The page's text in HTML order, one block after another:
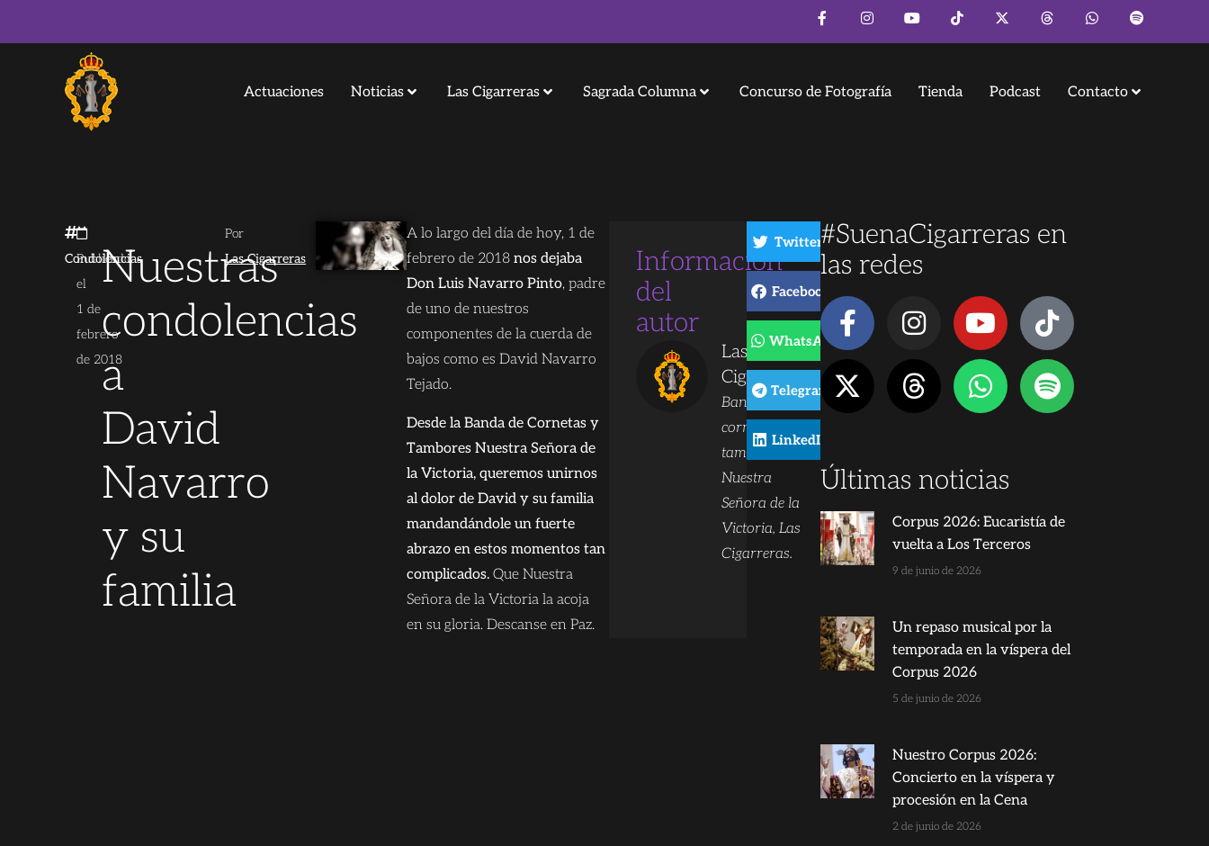
Actuaciones Noticias Las Cigarreras Sagrada Columna Concurso de Fotografía Tienda Podcast Contacto
Condolencias
Publicado
el
1 de
febrero
de 2018
Nuestras
condolencias
a
David
Navarro
y su
familia
Por
Las Cigarreras
A lo largo del día de hoy, 1 de
febrero de 2018nos dejaba
Don Luis Navarro Pinto, padre
de uno de nuestros
componentes de la cuerda de
bajos como es David Navarro
Tejado.
Desde la Banda de Cornetas y
Tambores Nuestra Señora de
la Victoria, queremos unirnos
al dolor de David y su familia
mandandándole un fuerte
abrazo en estos momentos tan
complicados. Que Nuestra
Señora de la Victoria la acoja
en su gloria. Descanse en Paz.
Información
del
autor
Las
Cigarreras
Banda de
cornetas y
tambores
Nuestra
Señora de la
Victoria, Las
Cigarreras.
Twitter
Facebook
WhatsApp
Telegram
LinkedIn
#SuenaCigarreras en
las redes
Últimas noticias
Corpus 2026: Eucaristía de
vuelta a Los Terceros
9 de junio de 2026
Un repaso musical por la
temporada en la víspera del
Corpus 2026
5 de junio de 2026
Nuestro Corpus 2026:
Concierto en la víspera y
procesión en la Cena
2 de junio de 2026